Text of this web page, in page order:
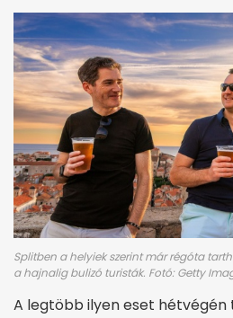
Splitben a helyiek szerint már régóta
a hajnalig bulizó turisták. Fotó: Getty
A legtöbb ilyen eset